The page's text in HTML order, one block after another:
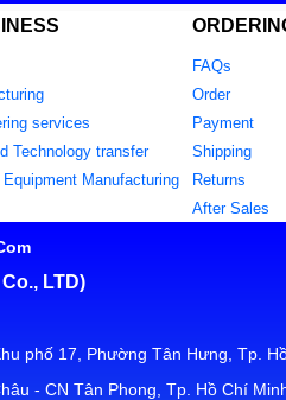
services
Technology transfer
Equipment Manufacturing
FAQs
Order
Payment
Shipping
Returns
After Sales
LTD)
phố 17, Phường Tân Hưng, Tp.
- CN Tân Phong, Tp. Hồ Chí